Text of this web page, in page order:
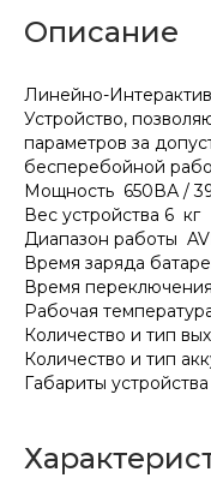
Описание
Линейно-
Устройство,
параметров за
бесперебойной
Мощность 650ВА /
Вес устройства 6 кг
Диапазон работы
Время заряда
Время
Рабочая
Количество и тип
Количество и тип
Габариты